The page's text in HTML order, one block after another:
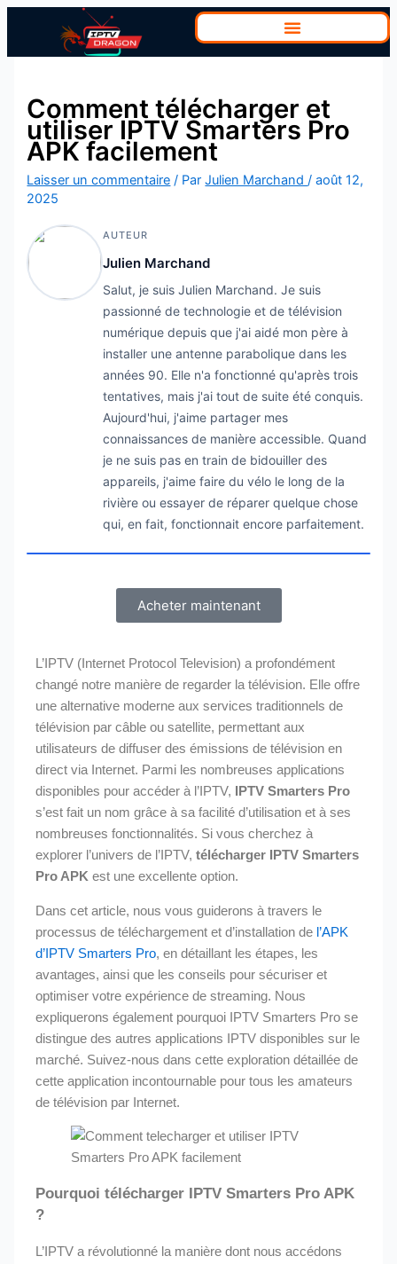
Aller
Comment télécharger et
utiliser IPTV Smarters Pro
APK facilement
Laisser un commentaire / ParJulien Marchand /août 12,
2025
AUTEUR
Julien Marchand
Salut, je suis Julien Marchand. Je suis
passionné de technologie et de télévision
numérique depuis que j'ai aidé mon père à
installer une antenne parabolique dans les
années 90. Elle n'a fonctionné qu'après trois
tentatives, mais j'ai tout de suite été conquis.
Aujourd'hui, j'aime partager mes
connaissances de manière accessible. Quand
je ne suis pas en train de bidouiller des
appareils, j'aime faire du vélo le long de la
rivière ou essayer de réparer quelque chose
qui, en fait, fonctionnait encore parfaitement.
Acheter maintenant
L’IPTV (Internet Protocol Television) a profondément
changé notre manière de regarder la télévision. Elle offre
une alternative moderne aux services traditionnels de
télévision par câble ou satellite, permettant aux
utilisateurs de diffuser des émissions de télévision en
direct via Internet. Parmi les nombreuses applications
disponibles pour accéder à l’IPTV,
IPTV Smarters Pro
s’est fait un nom grâce à sa facilité d’utilisation et à ses
nombreuses fonctionnalités. Si vous cherchez à
explorer l’univers de l’IPTV,télécharger IPTV Smarters
Pro APK est une excellente option.
Dans cet article, nous vous guiderons à travers le
processus de téléchargement et d’installation de l’APK
d’IPTV Smarters Pro, en détaillant les étapes, les
avantages, ainsi que les conseils pour sécuriser et
optimiser votre expérience de streaming. Nous
expliquerons également pourquoi IPTV Smarters Pro se
distingue des autres applications IPTV disponibles sur le
marché. Suivez-nous dans cette exploration détaillée de
cette application incontournable pour tous les amateurs
de télévision par Internet.
Pourquoi télécharger IPTV Smarters Pro APK
?
L’IPTV a révolutionné la manière dont nous accédons